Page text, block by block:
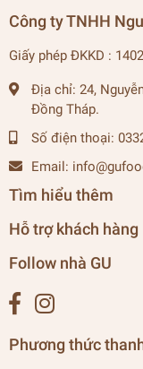
Công ty TNHH
Giấy phép ĐKKD :
Địa chỉ: 24,
Đồng Tháp.
Số điện thoại:
Email:
Tìm hiểu thêm
Hỗ trợ khách hàng
Follow nhà GU
Phương thức